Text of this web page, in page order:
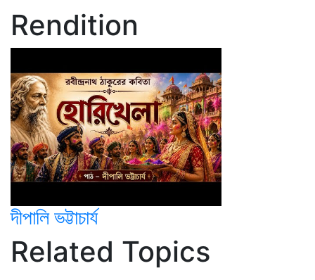
Rendition
দীপালি ভট্টাচার্য
Related Topics